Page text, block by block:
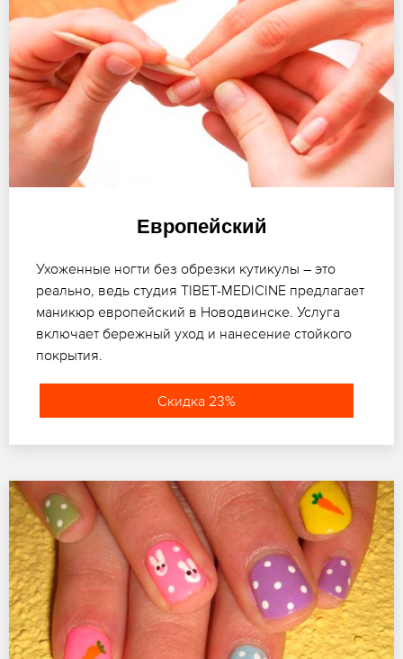
Европейский
Ухоженные ногти без обрезки кутикулы – это
реально, ведь студия TIBET-MEDICINE предлагает
маникюр европейский в Новодвинске. Услуга
включает бережный уход и нанесение стойкого
покрытия.
Скидка 23%